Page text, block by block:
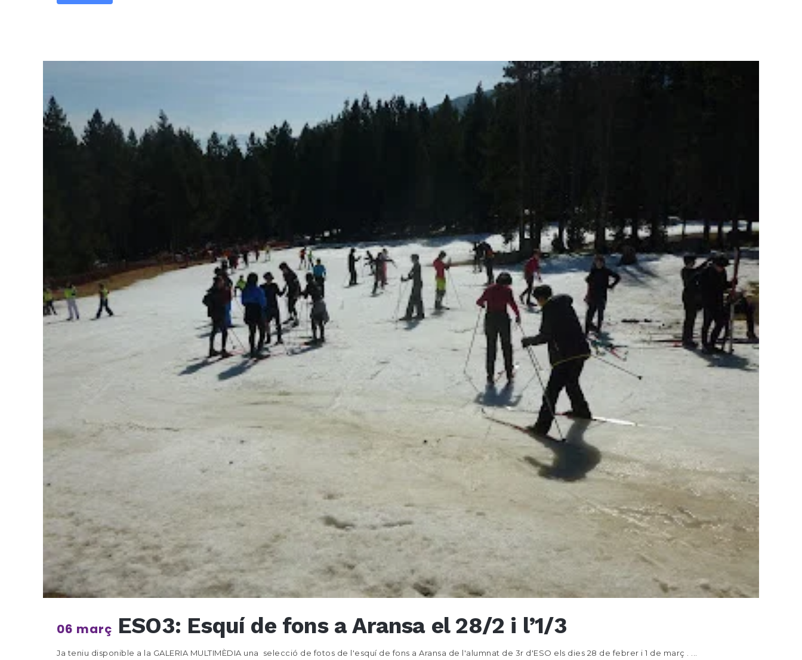
06 març ESO3: Esquí de fons a Aransa el 28/2 i l’1/3
Ja teniu disponible a la GALERIA MULTIMÈDIA una selecció de fotos de l'esquí de fons a Aransa de l'alumnat de 3r d'ESO els dies 28 de febrer i 1 de març . ...